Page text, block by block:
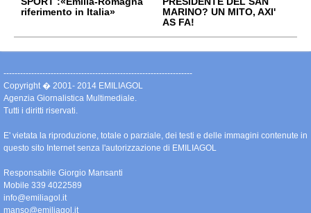
riferimento in Italia»
MARINO? UN MITO, AXI'
AS FA!
--------------------------------------------------------------------
Copyright � 2001- 2014 EMILIAGOL
Agenzia Giornalistica Multimediale.
Tutti i diritti riservati.
E' vietata la riproduzione, totale o parziale, dei testi e delle immagini contenute in
questo sito Internet senza l'autorizzazione di EMILIAGOL
Responsabile Giorgio Mansanti
Mobile 339 4022589
info@emiliagol.it
manso@emiliagol.it